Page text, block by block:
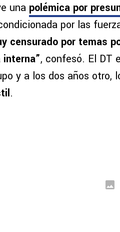
una polémica por
por las
censurado por temas
, confesó. El DT
y a los dos años otro,
.